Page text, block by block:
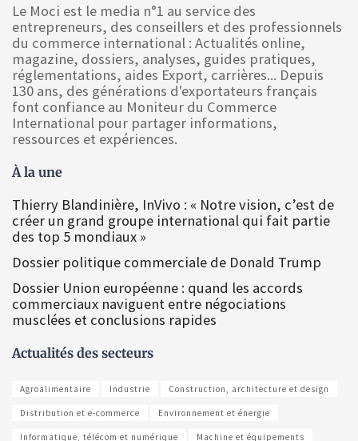
Le Moci est le media n°1 au service des
entrepreneurs, des conseillers et des professionnels
du commerce international : Actualités online,
magazine, dossiers, analyses, guides pratiques,
réglementations, aides Export, carrières... Depuis
130 ans, des générations d'exportateurs français
font confiance au Moniteur du Commerce
International pour partager informations,
ressources et expériences.
À la une
Thierry Blandinière, InVivo : « Notre vision, c’est de
créer un grand groupe international qui fait partie
des top 5 mondiaux »
Dossier politique commerciale de Donald Trump
Dossier Union européenne : quand les accords
commerciaux naviguent entre négociations
musclées et conclusions rapides
Actualités des secteurs
Agroalimentaire Industrie Construction, architecture et design
Distribution et e-commerce Environnement et énergie
Informatique, télécom et numérique Machine et équipements